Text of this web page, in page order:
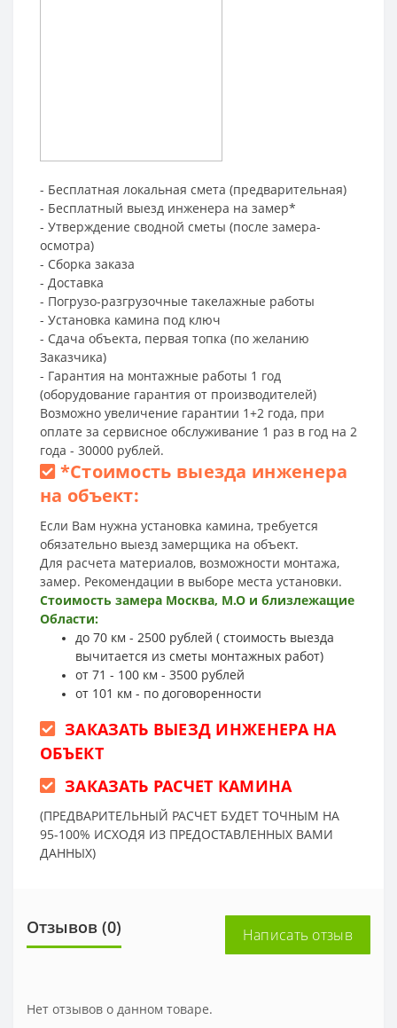
- Бесплатная локальная смета (предварительная)
- Бесплатный выезд инженера на замер*
- Утверждение сводной сметы (после замера-
осмотра)
- Сборка заказа
- Доставка
- Погрузо-разгрузочные такелажные работы
- Установка камина под ключ
- Сдача объекта, первая топка (по желанию
Заказчика)
- Гарантия на монтажные работы 1 год
(оборудование гарантия от производителей)
Возможно увеличение гарантии 1+2 года, при
оплате за сервисное обслуживание 1 раз в год на 2
года - 30000 рублей.
*Стоимость выезда инженера
на объект:
Если Вам нужна установка камина, требуется
обязательно выезд замерщика на объект.
Для расчета материалов, возможности монтажа,
замер. Рекомендации в выборе места установки.
Стоимость замера Москва, М.О и близлежащие
Области:
до 70 км - 2500 рублей ( стоимость выезда
вычитается из сметы монтажных работ)
от 71 - 100 км - 3500 рублей
от 101 км - по договоренности
ЗАКАЗАТЬ ВЫЕЗД ИНЖЕНЕРА НА
ОБЪЕКТ
ЗАКАЗАТЬ РАСЧЕТ КАМИНА
(ПРЕДВАРИТЕЛЬНЫЙ РАСЧЕТ БУДЕТ ТОЧНЫМ НА
95-100% ИСХОДЯ ИЗ ПРЕДОСТАВЛЕННЫХ ВАМИ
ДАННЫХ)
Отзывов (0) Написать отзыв
Нет отзывов о данном товаре.